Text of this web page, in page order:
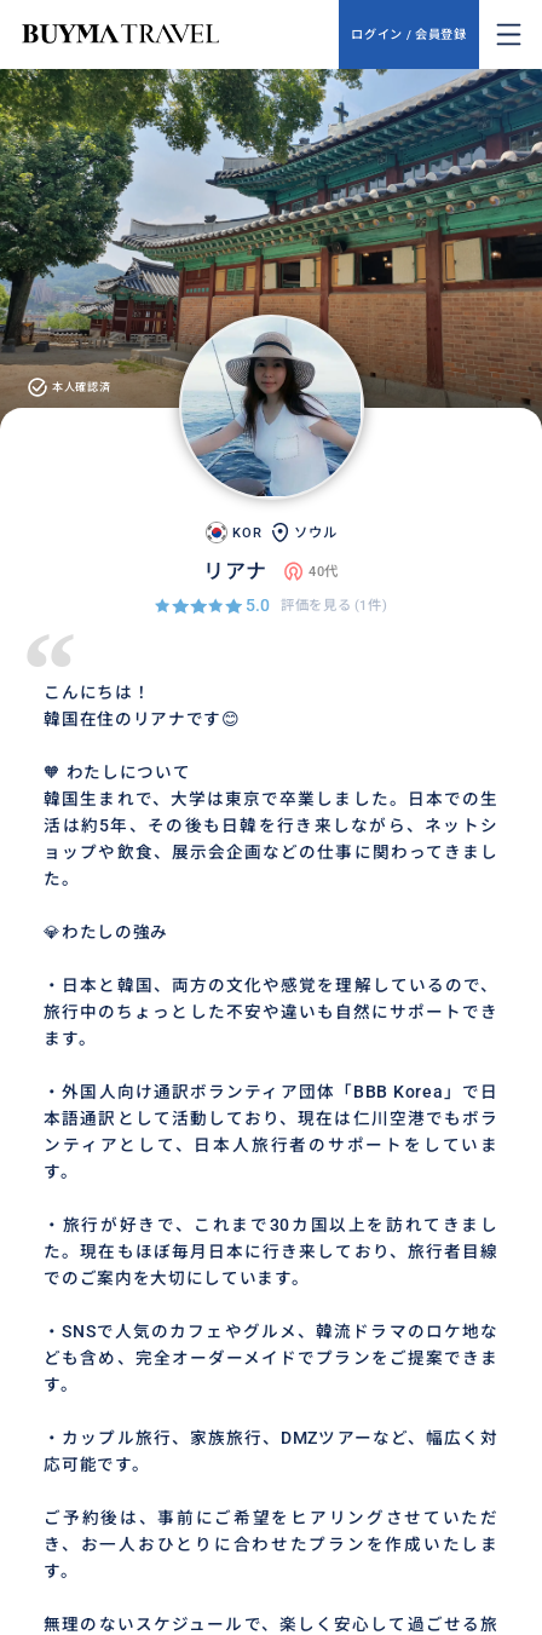
ログイン / 会員登録
本人確認済
KOR ソウル
リアナ 40代
5.0 評価を見る (1件)
“
こんにちは！
韓国在住のリアナです😊
🧡 わたしについて
韓国生まれで、大学は東京で卒業しました。日本での生
活は約5年、その後も日韓を行き来しながら、ネットシ
ョップや飲食、展示会企画などの仕事に関わってきまし
た。
💎わたしの強み
・日本と韓国、両方の文化や感覚を理解しているので、
旅行中のちょっとした不安や違いも自然にサポートでき
ます。
・外国人向け通訳ボランティア団体「BBB Korea」で日
本語通訳として活動しており、現在は仁川空港でもボラ
ンティアとして、日本人旅行者のサポートをしていま
す。
・旅行が好きで、これまで30カ国以上を訪れてきまし
た。現在もほぼ毎月日本に行き来しており、旅行者目線
でのご案内を大切にしています。
・SNSで人気のカフェやグルメ、韓流ドラマのロケ地な
ども含め、完全オーダーメイドでプランをご提案できま
す。
・カップル旅行、家族旅行、DMZツアーなど、幅広く対
応可能です。
ご予約後は、事前にご希望をヒアリングさせていただ
き、お一人おひとりに合わせたプランを作成いたしま
す。
無理のないスケジュールで、楽しく安心して過ごせる旅